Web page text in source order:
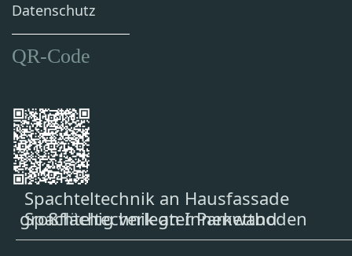
Spachteltechnik an Innenwand
Spachteltechnik an Hausfassade
großflächig verlegter Parkettboden
Datenschutz
QR-Code